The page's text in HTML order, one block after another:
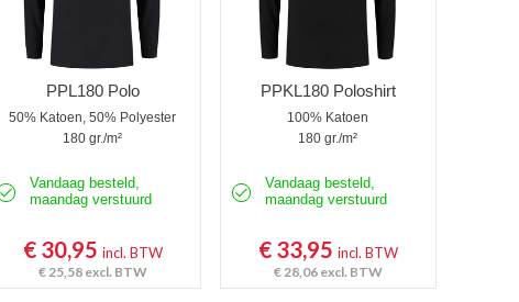
PPL180 Polo
50% Katoen, 50% Polyester
180 gr./m²
Vandaag besteld,
maandag verstuurd
€ 30,95 incl. BTW
€ 25,58 excl. BTW
PPKL180 Poloshirt
100% Katoen
180 gr./m²
Vandaag besteld,
maandag verstuurd
€ 33,95 incl. BTW
€ 28,06 excl. BTW